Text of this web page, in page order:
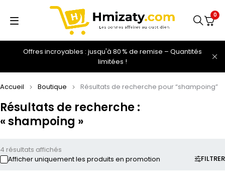
Offres incroyables : jusqu'à 80 % de remise – Quantités
limitées !
0
Résultats de recherche :
« shampoing »
Accueil Boutique Résultats de recherche pour “shampoing”
FILTRER
4 résultats affichés
Afficher uniquement les produits en promotion